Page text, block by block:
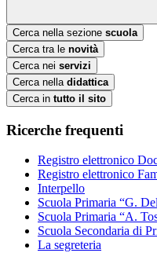
Cerca nella sezione scuola
Cerca tra le novità
Cerca nei servizi
Cerca nella didattica
Cerca in tutto il sito
Ricerche frequenti
Registro elettronico
Registro elettronico
Interpello
Scuola Primaria “G.
Scuola Primaria “A.
Scuola Secondaria di
La segreteria